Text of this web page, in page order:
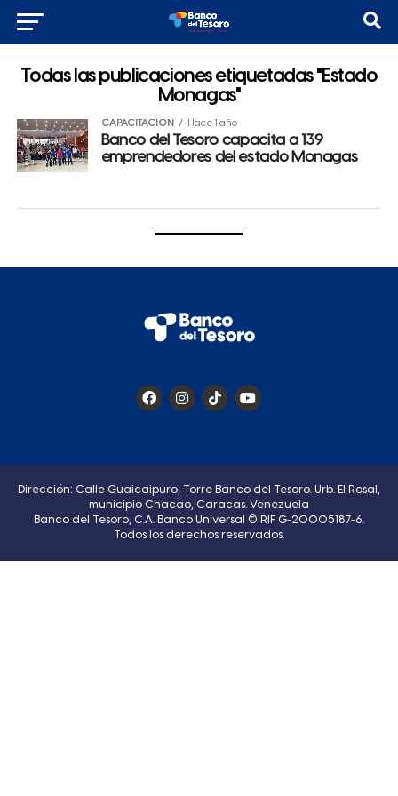
Todas las publicaciones etiquetadas "Estado
Monagas"
CAPACITACIÓN Hace 1 año
Banco del Tesoro capacita a 139
emprendedores del estado Monagas
Dirección: Calle Guaicaipuro, Torre Banco del Tesoro. Urb. El Rosal,
municipio Chacao, Caracas. Venezuela
Banco del Tesoro, C.A. Banco Universal © RIF G-20005187-6.
Todos los derechos reservados.